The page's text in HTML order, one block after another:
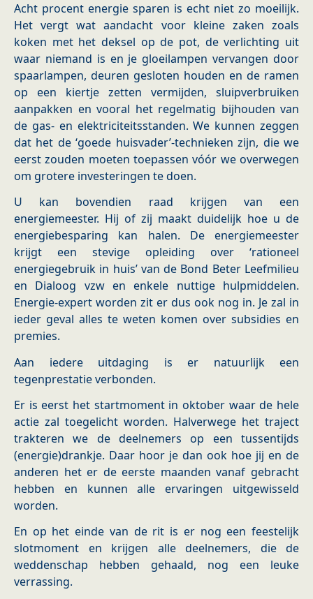
Acht procent energie sparen is echt niet zo moeilijk.
Het vergt wat aandacht voor kleine zaken zoals
koken met het deksel op de pot, de verlichting uit
waar niemand is en je gloeilampen vervangen door
spaarlampen, deuren gesloten houden en de ramen
op een kiertje zetten vermijden, sluipverbruiken
aanpakken en vooral het regelmatig bijhouden van
de gas- en elektriciteitsstanden. We kunnen zeggen
dat het de ‘goede huisvader’-technieken zijn, die we
eerst zouden moeten toepassen vóór we overwegen
om grotere investeringen te doen.
U kan bovendien raad krijgen van een
energiemeester. Hij of zij maakt duidelijk hoe u de
energiebesparing kan halen. De energiemeester
krijgt een stevige opleiding over ‘rationeel
energiegebruik in huis’ van de Bond Beter Leefmilieu
en Dialoog vzw en enkele nuttige hulpmiddelen.
Energie-expert worden zit er dus ook nog in. Je zal in
ieder geval alles te weten komen over subsidies en
premies.
Aan iedere uitdaging is er natuurlijk een
tegenprestatie verbonden.
Er is eerst het startmoment in oktober waar de hele
actie zal toegelicht worden. Halverwege het traject
trakteren we de deelnemers op een tussentijds
(energie)drankje. Daar hoor je dan ook hoe jij en de
anderen het er de eerste maanden vanaf gebracht
hebben en kunnen alle ervaringen uitgewisseld
worden.
En op het einde van de rit is er nog een feestelijk
slotmoment en krijgen alle deelnemers, die de
weddenschap hebben gehaald, nog een leuke
verrassing.